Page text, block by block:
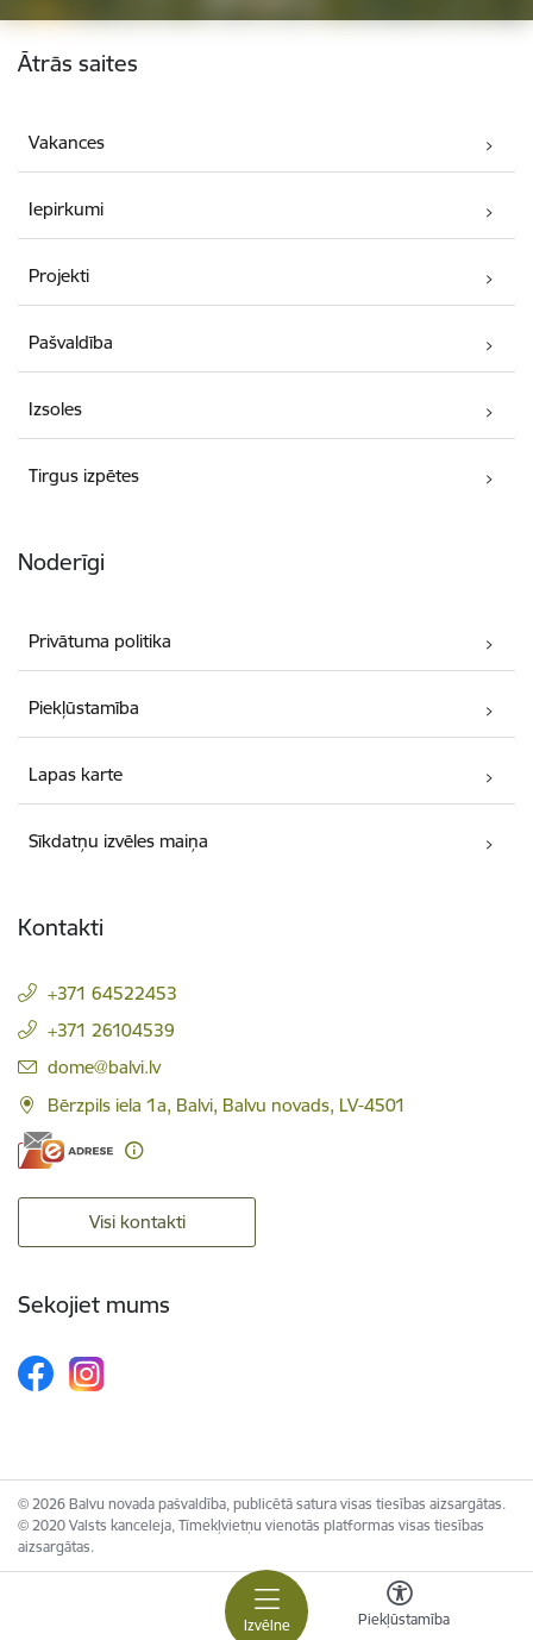
Izvēlne Piekļūstamība
Kājene
Ātrās saites
Vakances
Iepirkumi
Projekti
Pašvaldība
Izsoles
Tirgus izpētes
Noderīgi
Privātuma politika
Piekļūstamība
Lapas karte
Sīkdatņu izvēles maiņa
Kontakti
+371 64522453
+371 26104539
E-pasts:
dome@balvi.lv
Bērzpils iela 1a, Balvi, Balvu novads, LV-4501
Visi kontakti
Sekojiet mums
© 2026 Balvu novada pašvaldība, publicētā satura visas tiesības aizsargātas.
© 2020 Valsts kanceleja, Tīmekļvietņu vienotās platformas visas tiesības
aizsargātas.